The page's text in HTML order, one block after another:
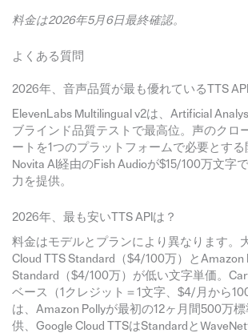
料金は2026年5月6日最終確認。
よくある質問
2026年、音声品質が最も優れているTTS
ElevenLabs Multilingual v2は、Artificial
ブラインド品質テストで最高位。声のクロ
ートを1つのプラットフォームで必要とする
Novita AI経由のFish Audioが$15/100万文字
力を提供。
2026年、最も安いTTS APIは？
料金はモデルとプランにより異なります。
Cloud TTS Standard（$4/100万）とAmazon
Standard（$4/100万）が低い文字単価。
ベース（1クレジット＝1文字、$4/月から
は、Amazon Pollyが最初の12ヶ月間500万
供、Google Cloud TTSはStandardと